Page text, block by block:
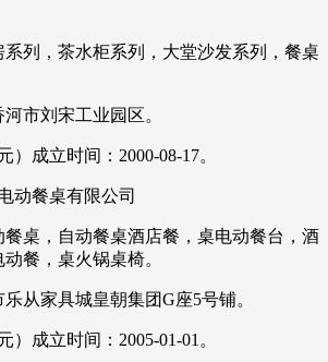
列，茶水柜系列，大堂沙发系列，餐桌
市刘宋工业园区。
）成立时间：2000-08-17。
动餐桌有限公司
桌，自动餐桌酒店餐，桌电动餐台，酒
餐，桌火锅桌椅。
从家具城皇朝集团G座5号铺。
）成立时间：2005-01-01。